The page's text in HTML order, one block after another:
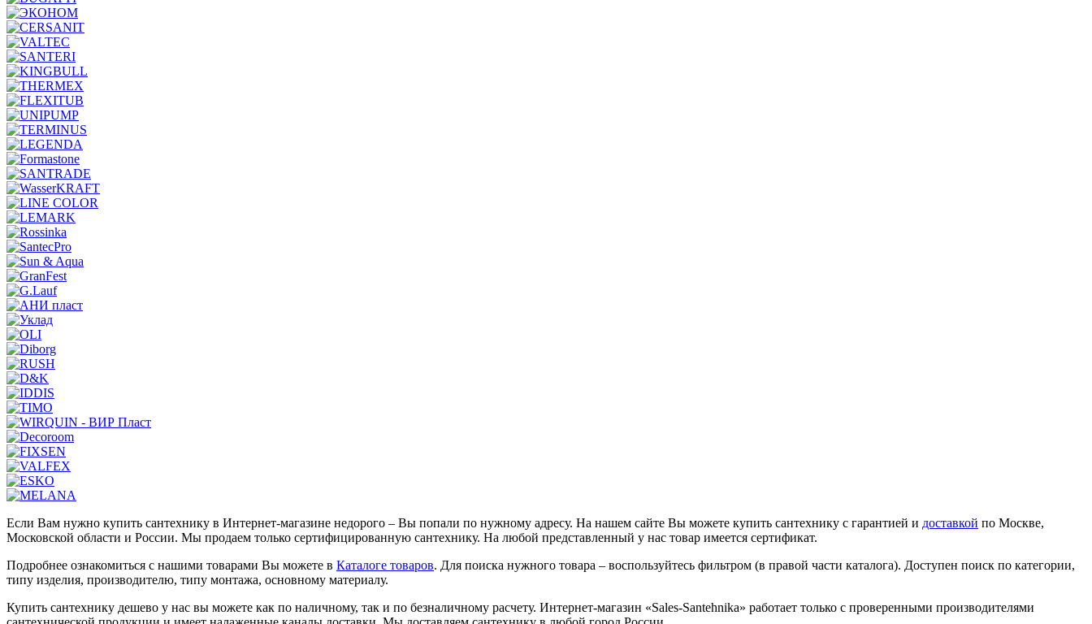
Если Вам нужно купить сантехнику в Интернет-магазине недорого – Вы попали по нужному адресу. На нашем сайте Вы можете купить сантехнику с гарантией и доставкой по Москве,
Московской области и России. Мы продаем только сертифицированную сантехнику. На любой представленный у нас товар имеется сертификат.
Подробнее ознакомиться с нашими товарами Вы можете в Каталоге товаров. Для поиска нужного товара – воспользуйтесь фильтром (в правой части каталога). Доступен поиск по категории,
типу изделия, производителю, типу монтажа, основному материалу.
Купить сантехнику дешево у нас вы можете как по наличному, так и по безналичному расчету. Интернет-магазин «Sales-Santehnika» работает только с проверенными производителями